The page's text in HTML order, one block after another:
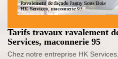
Tarifs travaux ravalement
Services, maconnerie 95
Chez notre entreprise HK